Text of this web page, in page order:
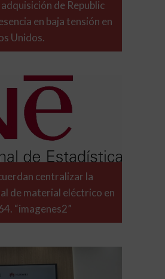
de Republic
en baja tensión en
Unidos.
centralizar la
de material eléctrico en
“imagenes2”